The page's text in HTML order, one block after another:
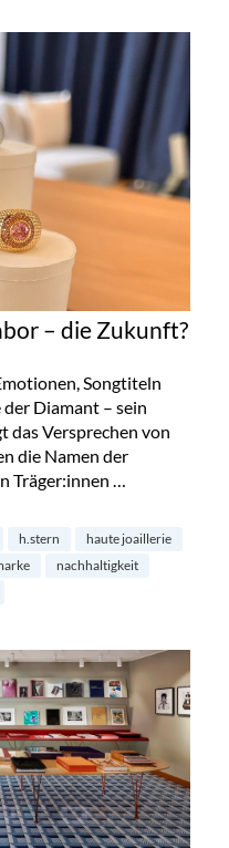
– die Zukunft?
Songtiteln
Diamant – sein
das Versprechen von
die Namen der
Träger:innen …
Zukunft?“
h.stern
haute joaillerie
nachhaltigkeit